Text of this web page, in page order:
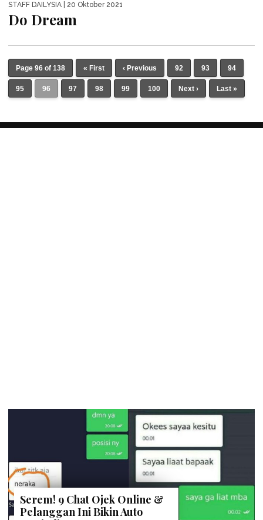
STAFF DAILYSIA | 20 Oktober 2021
Do Dream
Page 96 of 138 « First ‹ Previous 92 93 94
95 96 97 98 99 100 Next › Last »
Serem! 9 Chat Ojek Online &
Pelanggan Ini Bikin Auto